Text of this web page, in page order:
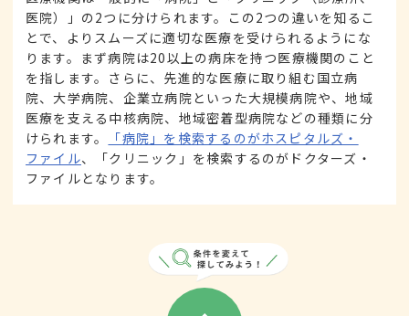
医院）」の2つに分けられます。この2つの違いを知るこ
とで、よりスムーズに適切な医療を受けられるようにな
ります。まず病院は20以上の病床を持つ医療機関のこと
を指します。さらに、先進的な医療に取り組む国立病
院、大学病院、企業立病院といった大規模病院や、地域
医療を支える中核病院、地域密着型病院などの種類に分
けられます。
「病院」を検索するのがホスピタルズ・
ファイル、「クリニック」を検索するのがドクターズ・
ファイルとなります。